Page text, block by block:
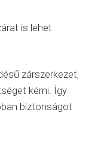
is lehet
zárszerkezet,
kérni. Így
biztonságot